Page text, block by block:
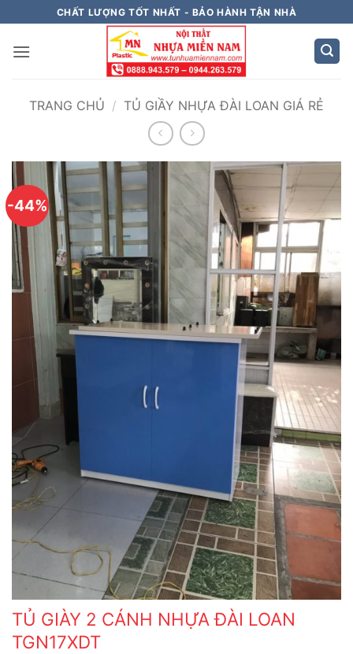
qua
nội
CHẤT LƯỢNG TỐT NHẤT - BẢO HÀNH TẬN NHÀ
TRANG CHỦ / TỦ GIẦY NHỰA ĐÀI LOAN GIÁ RẺ
-44%
TỦ GIÀY 2 CÁNH NHỰA ĐÀI LOAN
TGN17XDT